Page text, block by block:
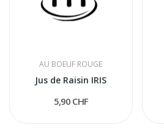
AU BOEUF ROUGE
Jus de Raisin IRIS
5,90 CHF